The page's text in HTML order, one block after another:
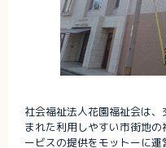
社会福祉法人花園福祉会は
まれた利用しやすい市街地
ービスの提供をモットーに運